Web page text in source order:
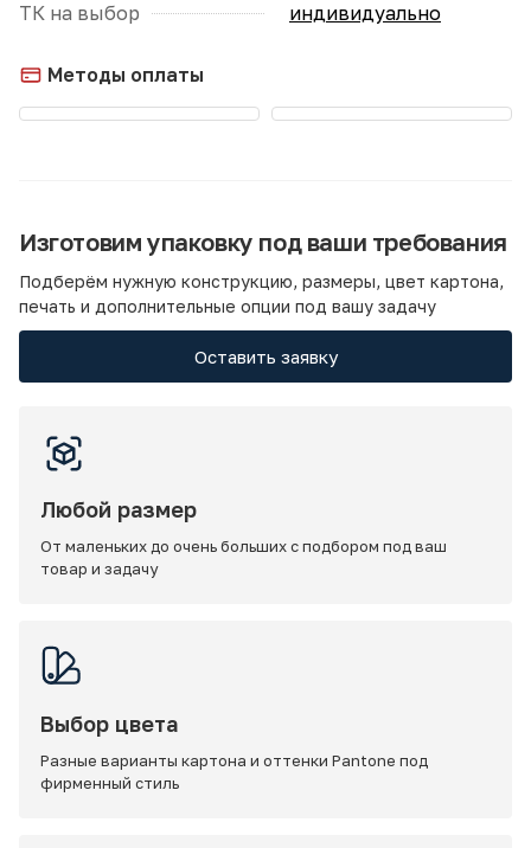
ТК на выбор
индивидуально
Методы оплаты
Изготовим упаковку под ваши требования
Подберём нужную конструкцию, размеры, цвет картона,
печать и дополнительные опции под вашу задачу
Оставить заявку
Любой размер
От маленьких до очень больших с подбором под ваш
товар и задачу
Выбор цвета
Разные варианты картона и оттенки Pantone под
фирменный стиль